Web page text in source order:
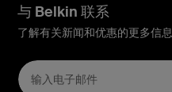
与 Belkin 联系
了解有关新闻和优惠的更多信息